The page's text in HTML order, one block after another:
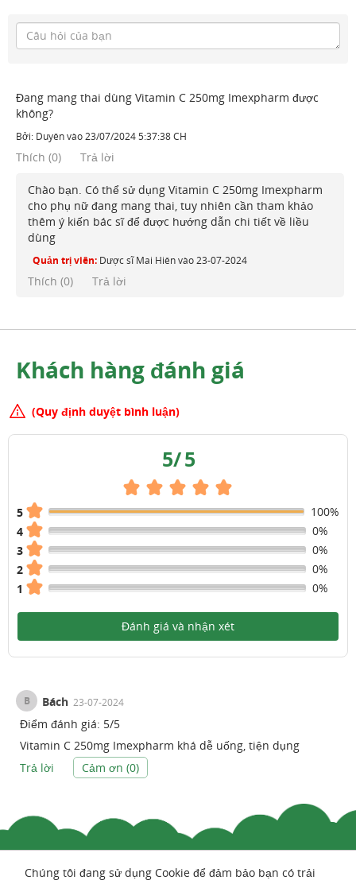
Đang mang thai dùng Vitamin C 250mg Imexpharm được
không?
Bởi: Duyênvào23/07/2024 5:37:38 CH
Thích (0) Trả lời
Chào bạn. Có thể sử dụng Vitamin C 250mg Imexpharm
cho phụ nữ đang mang thai, tuy nhiên cần tham khảo
thêm ý kiến bác sĩ để được hướng dẫn chi tiết về liều
dùng
Quản trị viên: Dược sĩ Mai Hiênvào23-07-2024
Thích (0) Trả lời
Khách hàng đánh giá
(Quy định duyệt bình luận)
5/5
5
100%
4
0%
3
0%
2
0%
1
0%
Đánh giá và nhận xét
B Bách 23-07-2024
Điểm đánh giá: 5/5
Vitamin C 250mg Imexpharm khá dễ uống, tiện dụng
Trả lời
Cảm ơn (0)
Chúng tôi đang sử dụng Cookie để đảm bảo bạn có trải